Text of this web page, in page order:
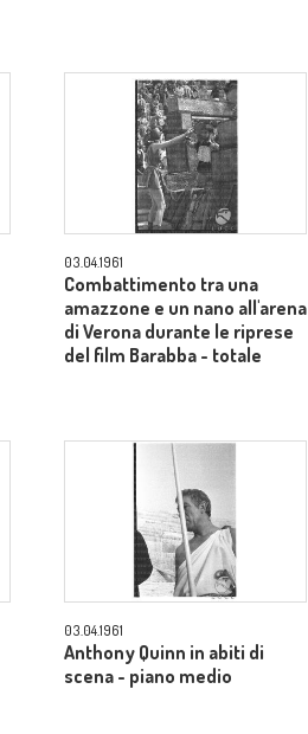
03.04.1961
Combattimento tra una
amazzone e un nano all'arena
di Verona durante le riprese
del film Barabba - totale
03.04.1961
Anthony Quinn in abiti di
scena - piano medio